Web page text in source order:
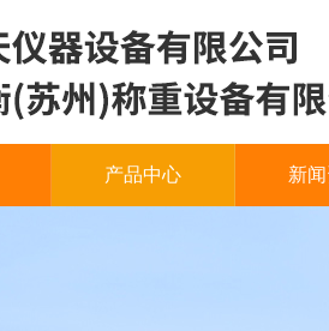
产品中心 新